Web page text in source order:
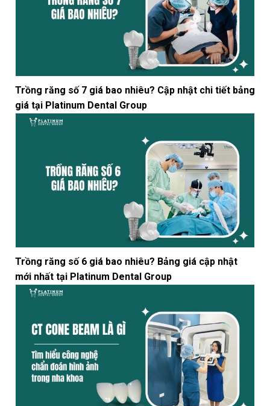
Trồng răng số 7 giá bao nhiêu? Cập nhật chi tiết bảng
giá tại Platinum Dental Group
Trồng răng số 6 giá bao nhiêu? Bảng giá cập nhật
mới nhất tại Platinum Dental Group